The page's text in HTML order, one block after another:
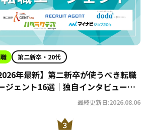
第二新卒・20代
2026年最新】第二新卒が使うべき転職
ジェント16選｜独自インタビューか
わかるおすすめ理由・サービスの特徴
最終更新日:2026.08.06